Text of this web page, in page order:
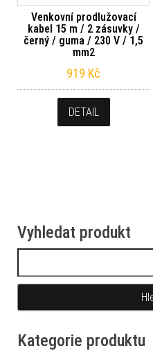
Venkovní prodlužovací
kabel 15 m / 2 zásuvky /
černý / guma / 230 V / 1,5
mm2
919 Kč
DETAIL
Vyhledat produkt
Kategorie produktu